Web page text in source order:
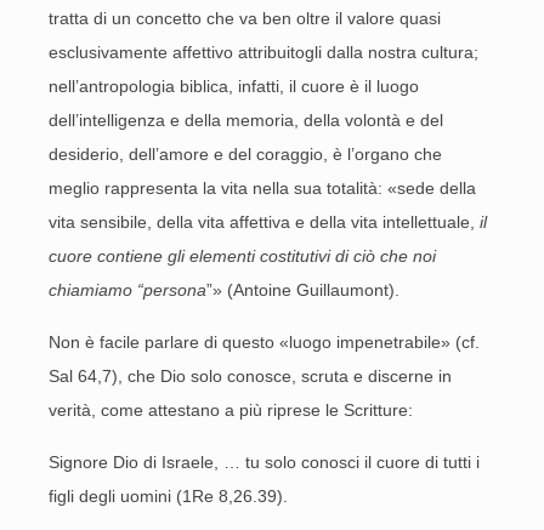
tratta di un concetto che va ben oltre il valore quasi
esclusivamente affettivo attribuitogli dalla nostra cultura;
nell’antropologia biblica, infatti, il cuore è il luogo
dell’intelligenza e della memoria, della volontà e del
desiderio, dell’amore e del coraggio, è l’organo che
meglio rappresenta la vita nella sua totalità: «sede della
vita sensibile, della vita affettiva e della vita intellettuale, il
cuore contiene gli elementi costitutivi di ciò che noi
chiamiamo “persona”» (Antoine Guillaumont).
Non è facile parlare di questo «luogo impenetrabile» (cf.
Sal 64,7), che Dio solo conosce, scruta e discerne in
verità, come attestano a più riprese le Scritture:
Signore Dio di Israele, … tu solo conosci il cuore di tutti i
figli degli uomini (1Re 8,26.39).